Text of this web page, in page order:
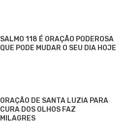
SALMO 118 É ORAÇÃO PODEROSA
QUE PODE MUDAR O SEU DIA HOJE
ORAÇÃO DE SANTA LUZIA PARA
CURA DOS OLHOS FAZ
MILAGRES